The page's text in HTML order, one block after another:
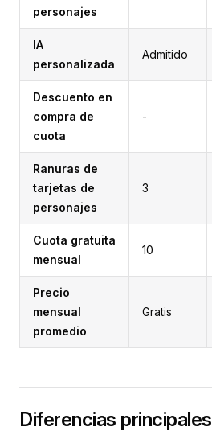
personajes
IA
personalizada
Admitido
Descuento en
compra de
cuota
-
Ranuras de
tarjetas de
personajes
3
Cuota gratuita
mensual
10
Precio
mensual
promedio
Gratis
Diferencias principales